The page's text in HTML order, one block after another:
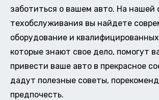
заботиться о вашем авто. На нашей
техобслуживания вы найдете
оборудование и
которые знают свое дело, помогут
привести ваше авто в прекрасное
дадут полезные советы,
предпочесть.